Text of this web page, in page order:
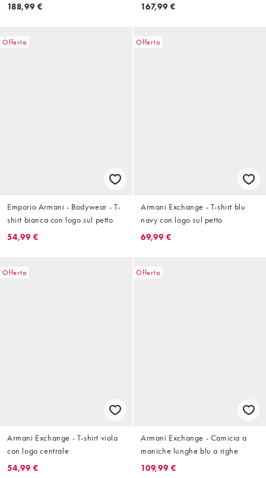
188,99 €
167,99 €
Offerta
Emporio Armani - Bodywear - T-
shirt bianca con logo sul petto
54,99 €
Offerta
Armani Exchange - T-shirt blu
navy con logo sul petto
69,99 €
Offerta
Armani Exchange - T-shirt viola
con logo centrale
54,99 €
Offerta
Armani Exchange - Camicia a
maniche lunghe blu a righe
109,99 €